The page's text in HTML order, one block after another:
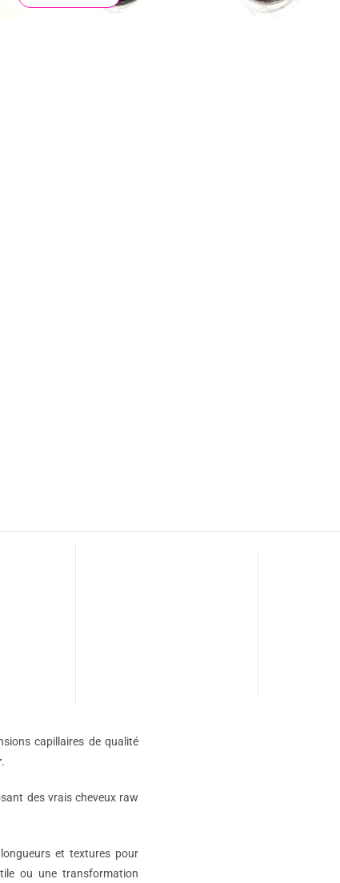
capillaires de qualité
.
des vrais cheveux raw
et textures pour
ou une transformation